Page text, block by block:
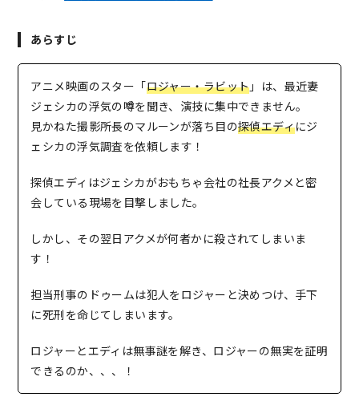
あらすじ
アニメ映画のスター「ロジャー・ラビット 」は、最近妻
ジェシカの浮気の噂を聞き、演技に集中できません。
見かねた撮影所長のマルーンが落ち目の探偵エディにジ
ェシカの浮気調査を依頼します！
探偵エディはジェシカがおもちゃ会社の社長アクメと密
会している現場を目撃しました。
しかし、その翌日アクメが何者かに殺されてしまいま
す！
担当刑事のドゥームは犯人をロジャーと決めつけ、手下
に死刑を命じてしまいます。
ロジャーとエディは無事謎を解き、ロジャーの無実を証明
できるのか、、、！